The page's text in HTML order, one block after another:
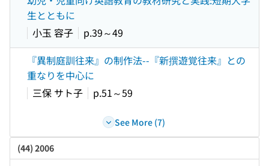
生とともに
小玉 容子
p.39～49
『異制庭訓往来』の制作法--『新撰遊覚往来』との
重なりを中心に
三保 サト子
p.51～59
See More (7)
(44) 2006